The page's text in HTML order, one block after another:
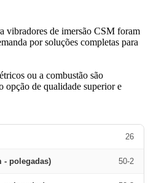
vibradores de imersão CSM foram
por soluções completas para
ou a combustão são
opção de qualidade superior e
26
- polegadas) 50-2